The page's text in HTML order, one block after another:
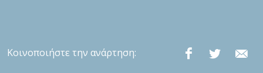
Κοινοποιήστε την ανάρτηση: